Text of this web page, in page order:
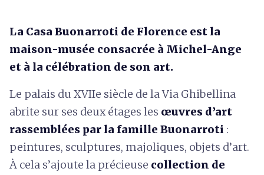
La Casa Buonarroti de Florence est la
maison-musée consacrée à Michel-Ange
et à la célébration de son art.
Le palais du XVIIe siècle de la Via Ghibellina
abrite sur ses deux étages les œuvres d’art
rassemblées par la famille Buonarroti :
peintures, sculptures, majoliques, objets d’art.
À cela s’ajoute la précieuse collection de